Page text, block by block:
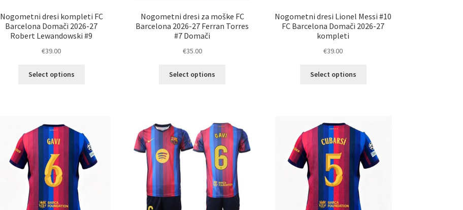
Nogometni dresi kompleti FC
Barcelona Domači 2026-27
Robert Lewandowski #9
€39.00
Select options
lahko
izberete
na
strani
Nogometni dresi za moške FC
Barcelona 2026-27 Ferran Torres
#7 Domači
€35.00
Select options
Možnosti
lahko
izberete
na
strani
izdelka
Nogometni dresi Lionel Messi #10
FC Barcelona Domači 2026-27
kompleti
€39.00
Select options
lahko
izberete
na
strani